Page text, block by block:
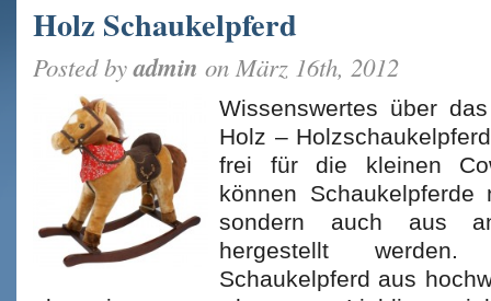
Holz Schaukelpferd
Posted byadmin on März 16th, 2012
Wissenswertes über
Holz –
frei für die kleinen
können
sondern auch aus
hergestellt
Schaukelpferd aus